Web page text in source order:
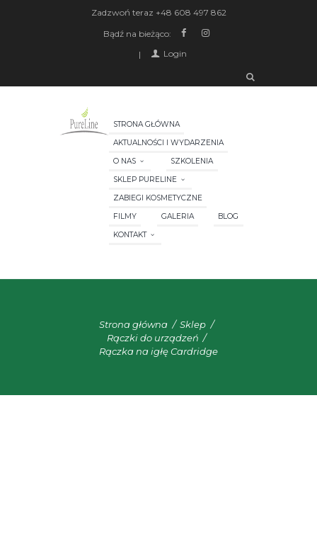
Zadzwoń teraz +48 608 497 862
Bądź na bieżąco:
Login
STRONA GŁÓWNA
AKTUALNOŚCI I WYDARZENIA
O NAS
SZKOLENIA
SKLEP PURELINE
ZABIEGI KOSMETYCZNE
FILMY
GALERIA
BLOG
KONTAKT
Strona główna
Sklep
Rączki do urządzeń
Rączka na igłę Cardridge